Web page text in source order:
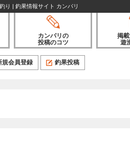
り | 釣果情報サイト カンパリ
カンパリの
投稿のコツ
掲
遊
規会員登録 釣果投稿